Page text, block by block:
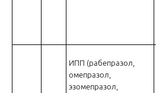
ИПП (рабепразол,
омепразол,
эзомепразол,